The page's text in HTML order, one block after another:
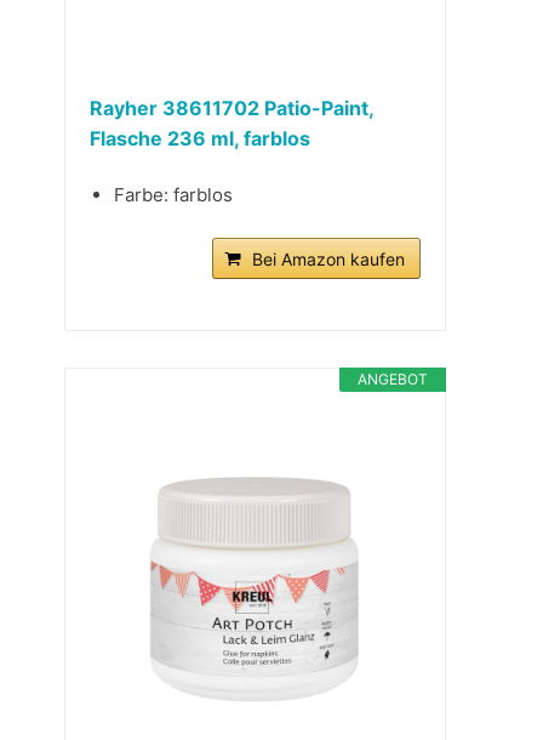
Rayher 38611702 Patio-Paint,
Flasche 236 ml, farblos
Farbe: farblos
Bei Amazon kaufen
ANGEBOT